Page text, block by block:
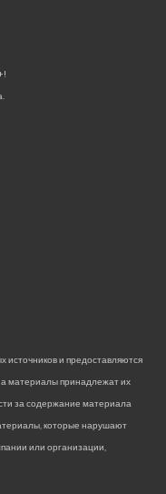
источников и предоставляются
материалы принадлежат их
за содержание материала
которые нарушают
или организации,